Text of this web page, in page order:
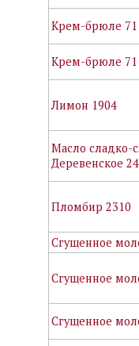
Крем-брюле
Крем-брюле
Лимон 1904
Масло сладко-
Деревенское
Пломбир 2310
Сгущенное
Сгущенное
Сгущенное